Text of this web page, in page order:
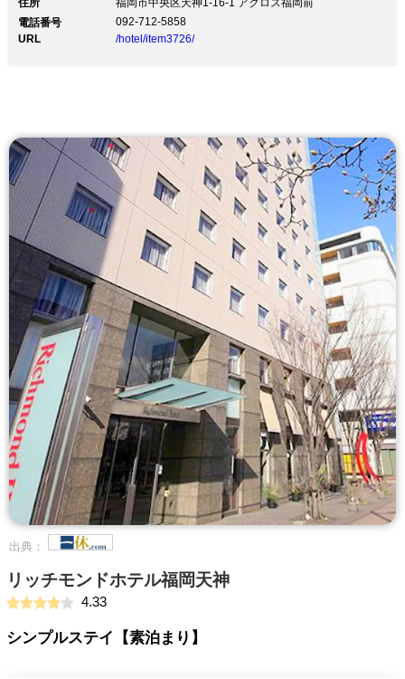
住所
福岡市中央区天神1-16-1 アクロス福岡前
電話番号
092-712-5858
URL
/hotel/item3726/
出典：
リッチモンドホテル福岡天神
4.33
シンプルステイ【素泊まり】